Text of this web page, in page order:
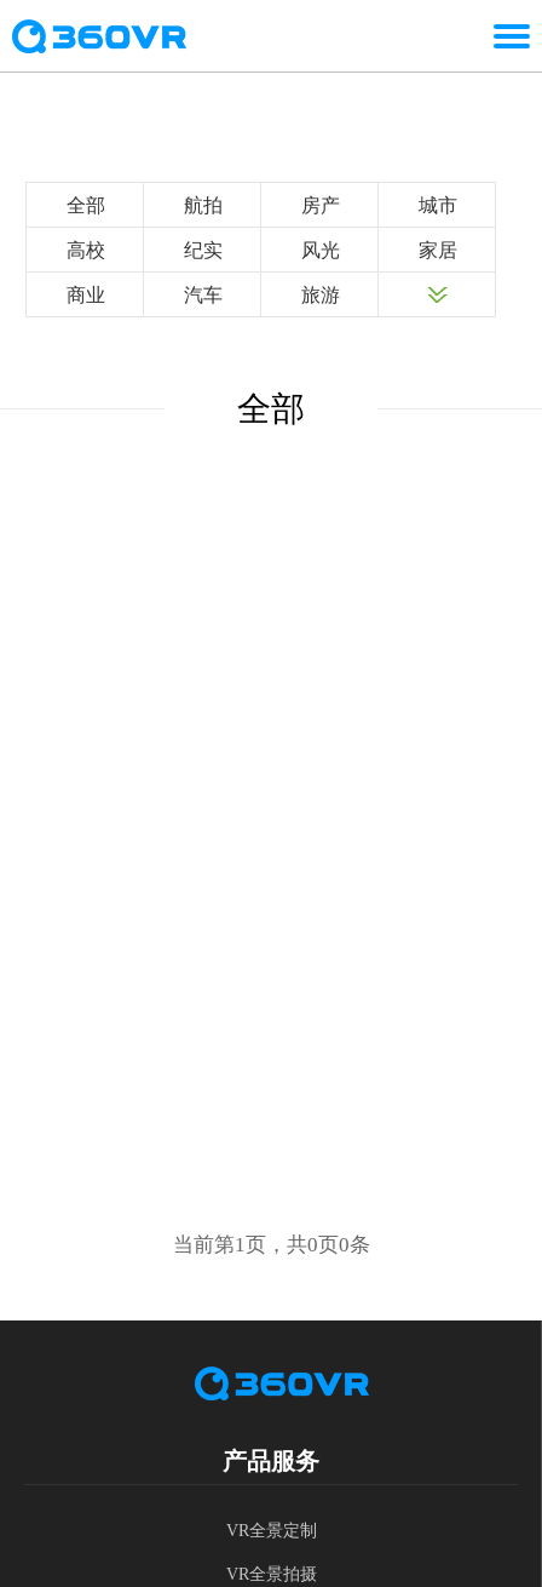
全部 航拍 房产 城市
高校 纪实 风光 家居
商业 汽车 旅游
全部
当前第1页，共0页0条
产品服务
VR全景定制
VR全景拍摄